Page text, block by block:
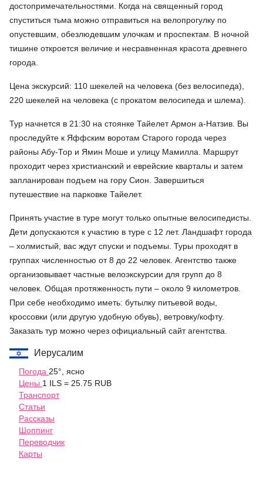
достопримечательностями. Когда на священный город
спуститься тьма можно отправиться на велопрогулку по
опустевшим, обезлюдевшим улочкам и проспектам. В ночной
тишине откроется величие и несравненная красота древнего
города.
Цена экскурсий: 110 шекелей на человека (без велосипеда),
220 шекелей на человека (с прокатом велосипеда и шлема).
Тур начнется в 21:30 на стоянке Тайелет Армон а-Натзив. Вы
проследуйте к Яффским воротам Старого города через
районы Абу-Тор и Ямин Моше и улицу Мамилла. Маршрут
проходит через христианский и еврейские кварталы и затем
запланирован подъем на гору Сион. Завершиться
путешествие на парковке Тайелет.
Принять участие в туре могут только опытные велосипедисты.
Дети допускаются к участию в туре с 12 лет. Ландшафт города
– холмистый, вас ждут спуски и подъемы. Туры проходят в
группах численностью от 8 до 22 человек. Агентство также
организовывает частные велоэкскурсии для групп до 8
человек. Общая протяженность пути – около 9 километров.
При себе необходимо иметь: бутылку питьевой воды,
кроссовки (или другую удобную обувь), ветровку/кофту.
Заказать тур можно через официальный сайт агентства.
Иерусалим
Погода 25°, ясно
Цены 1 ILS = 25.75 RUB
Транспорт
Статьи
Рассказы
Шоппинг
Переводчик
Карты